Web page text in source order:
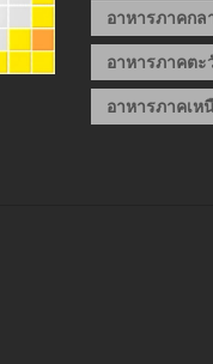
อาหารภาคกล
อาหารภาคตะ
อาหารภาคเห